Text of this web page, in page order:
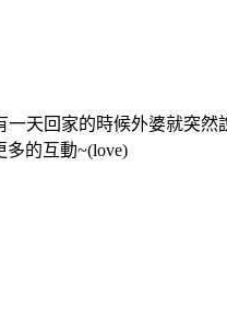
天回家的時候外婆就突
的互動~(love)